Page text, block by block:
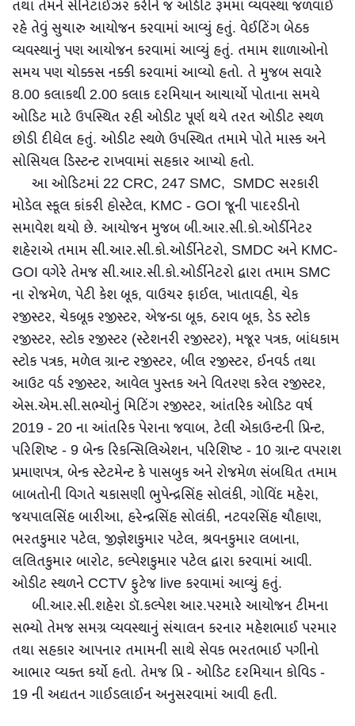
તથા તેમને સેનિટાઈઝર કરીને જ ઓડીટ રૂમમાં વ્યવસ્થા જળવાઈ
રહે તેવું સુચારુ આયોજન કરવામાં આવ્યું હતું. વેઈટિંગ બેઠક
વ્યવસ્થાનું પણ આયોજન કરવામાં આવ્યું હતું. તમામ શાળાઓનો
સમય પણ ચોક્કસ નક્કી કરવામાં આવ્યો હતો. તે મુજબ સવારે
8.00 કલાકથી 2.00 કલાક દરમિયાન આચાર્યો પોતાના સમયે
ઓડિટ માટે ઉપસ્થિત રહી ઓડીટ પૂર્ણ થયે તરત ઓડીટ સ્થળ
છોડી દીધેલ હતું. ઓડીટ સ્થળે ઉપસ્થિત તમામે પોતે માસ્ક અને
સોસિયલ ડિસ્ટન્ટ રાખવામાં સહકાર આપ્યો હતો.
આ ઓડિટમાં 22 CRC, 247 SMC, SMDC સરકારી
મોડેલ સ્કૂલ કાંકરી હોસ્ટેલ, KMC - GOI જૂની પાદરડીનો
સમાવેશ થયો છે. આયોજન મુજબ બી.આર.સી.કો.ઓર્ડીનેટર
શહેરાએ તમામ સી.આર.સી.કો.ઓર્ડીનેટરો, SMDC અને KMC-
GOI વગેરે તેમજ સી.આર.સી.કો.ઓર્ડીનેટરો દ્વારા તમામ SMC
ના રોજમેળ, પેટી કેશ બૂક, વાઉચર ફાઈલ, ખાતાવહી, ચેક
રજીસ્ટર, ચેકબૂક રજીસ્ટર, એજન્ડા બૂક, ઠરાવ બૂક, ડેડ સ્ટોક
રજીસ્ટર, સ્ટોક રજીસ્ટર (સ્ટેશનરી રજીસ્ટર), મજૂર પત્રક, બાંધકામ
સ્ટોક પત્રક, મળેલ ગ્રાન્ટ રજીસ્ટર, બીલ રજીસ્ટર, ઈનવર્ડ તથા
આઉટ વર્ડ રજીસ્ટર, આવેલ પુસ્તક અને વિતરણ કરેલ રજીસ્ટર,
એસ.એમ.સી.સભ્યોનું મિટિંગ રજીસ્ટર, આંતરિક ઓડિટ વર્ષ
2019 - 20 ના આંતરિક પેરાના જવાબ, ટેલી એકાઉન્ટની પ્રિન્ટ,
પરિશિષ્ટ - 9 બેન્ક રિકન્સિલિએશન, પરિશિષ્ટ - 10 ગ્રાન્ટ વપરાશ
પ્રમાણપત્ર, બેન્ક સ્ટેટમેન્ટ કે પાસબુક અને રોજમેળ સંબધિત તમામ
બાબતોની વિગતે ચકાસણી ભુપેન્દ્રસિંહ સોલંકી, ગોવિંદ મહેરા,
જયપાલસિંહ બારીઆ, હરેન્દ્રસિંહ સોલંકી, નટવરસિંહ ચૌહાણ,
ભરતકુમાર પટેલ, જીજ્ઞેશકુમાર પટેલ, શ્રવનકુમાર લબાના,
લલિતકુમાર બારોટ, કલ્પેશકુમાર પટેલ દ્વારા કરવામાં આવી.
ઓડીટ સ્થળને CCTV ફુટેજ live કરવામાં આવ્યું હતું.
બી.આર.સી.શહેરા ડૉ.કલ્પેશ આર.પરમારે આયોજન ટીમના
સભ્યો તેમજ સમગ્ર વ્યવસ્થાનું સંચાલન કરનાર મહેશભાઈ પરમાર
તથા સહકાર આપનાર તમામની સાથે સેવક ભરતભાઈ પગીનો
આભાર વ્યક્ત કર્યો હતો. તેમજ પ્રિ - ઓડિટ દરમિયાન કોવિડ -
19 ની અદ્યતન ગાઈડલાઈન અનુસરવામાં આવી હતી.